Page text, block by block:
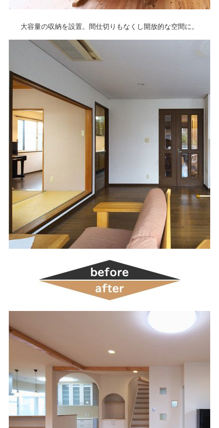
大容量の収納を設置。間仕切りもなくし開放的な空間に。